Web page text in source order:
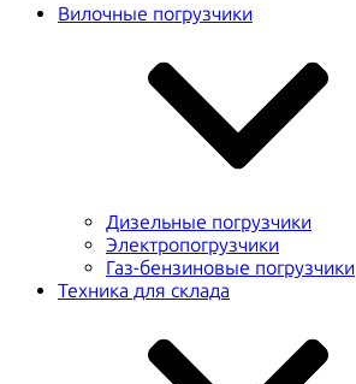
Вилочные погрузчики
Дизельные погрузчики
Электропогрузчики
Газ-бензиновые погрузчики
Техника для склада